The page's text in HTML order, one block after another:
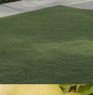
Шкафов От
Устойчивые
Сада